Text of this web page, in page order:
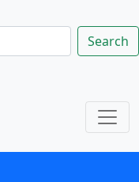
Search